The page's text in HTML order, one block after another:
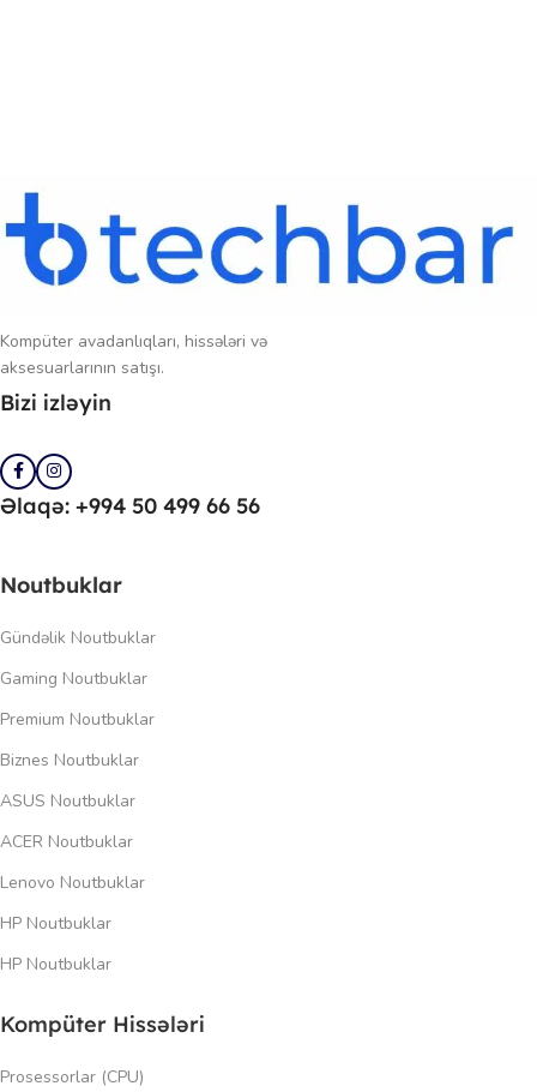
Kompüter avadanlıqları, hissələri və
aksesuarlarının satışı.
Bizi izləyin
Əlaqə: +994 50 499 66 56
Noutbuklar
Gündəlik Noutbuklar
Gaming Noutbuklar
Premium Noutbuklar
Biznes Noutbuklar
ASUS Noutbuklar
ACER Noutbuklar
Lenovo Noutbuklar
HP Noutbuklar
HP Noutbuklar
Kompüter Hissələri
Prosessorlar (CPU)